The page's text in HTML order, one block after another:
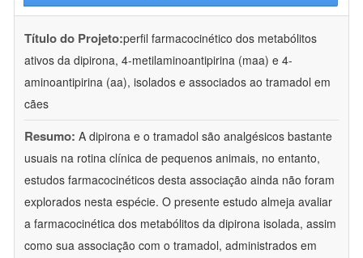
Título do Projeto:perfil farmacocinético dos metabólitos
ativos da dipirona, 4-metilaminoantipirina (maa) e 4-
aminoantipirina (aa), isolados e associados ao tramadol em
cães
Resumo: A dipirona e o tramadol são analgésicos bastante
usuais na rotina clínica de pequenos animais, no entanto,
estudos farmacocinéticos desta associação ainda não foram
explorados nesta espécie. O presente estudo almeja avaliar
a farmacocinética dos metabólitos da dipirona isolada, assim
como sua associação com o tramadol, administrados em